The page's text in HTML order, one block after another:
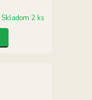
Skladom 2 ks